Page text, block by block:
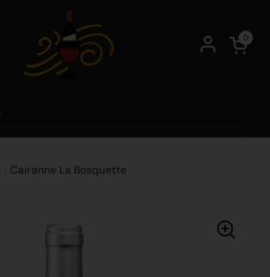
0
Cairanne La Bosquette